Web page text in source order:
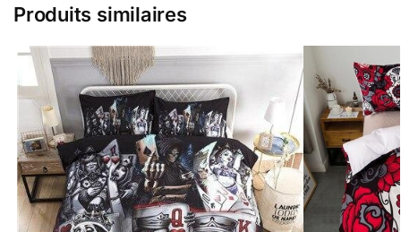
Produits similaires